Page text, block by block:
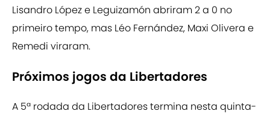
Lisandro López e Leguizamón abriram 2 a 0 no
primeiro tempo, mas Léo Fernández, Maxi Olivera e
Remedi viraram.
Próximos jogos da Libertadores
A 5ª rodada da Libertadores termina nesta quinta-